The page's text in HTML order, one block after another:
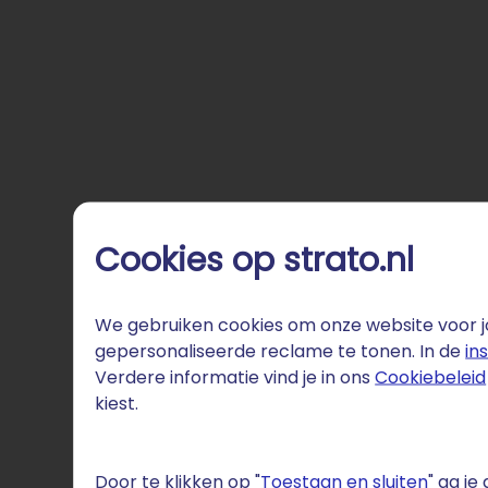
Cookies op strato.nl
We gebruiken cookies om onze website
gepersonaliseerde reclame te tonen. In de
Verdere informatie vind je in onsCookiebeleid
kiest.
Door te klikken op "Toestaan en sluiten" ga